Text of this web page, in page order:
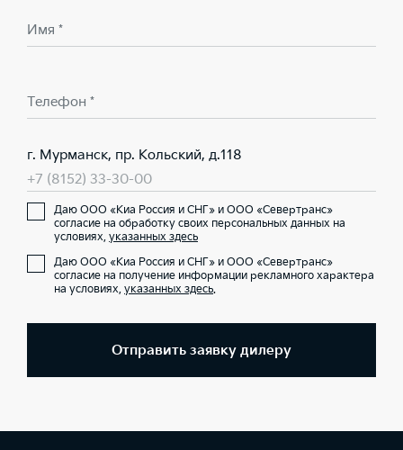
Имя *
Телефон *
г. Мурманск, пр. Кольский, д.118
+7 (8152) 33-30-00
Даю ООО «Киа Россия и СНГ» и ООО «Севертранс»
согласие на обработку своих персональных данных на
условиях, указанных здесь
Даю ООО «Киа Россия и СНГ» и ООО «Севертранс»
согласие на получение информации рекламного характера
на условиях, указанных здесь.
Отправить заявку дилеру